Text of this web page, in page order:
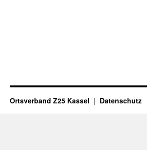
Ortsverband Z25 Kassel Datenschutz